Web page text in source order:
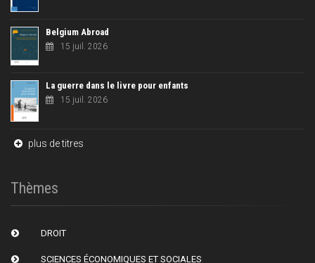
Belgium Abroad
15 juil. 2026
La guerre dans le livre pour enfants
15 juil. 2026
plus de titres
Thèmes
DROIT
SCIENCES ÉCONOMIQUES ET SOCIALES